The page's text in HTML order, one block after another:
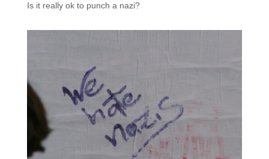
Is it really ok to punch a nazi?